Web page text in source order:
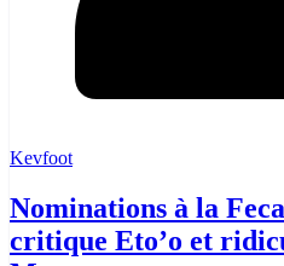
Kevfoot
Nominations à la
critique Eto’o et